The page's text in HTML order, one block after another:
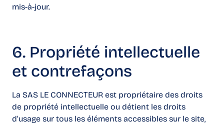
mis-à-jour.
6. Propriété intellectuelle
et contrefaçons
La SAS LE CONNECTEUR est propriétaire des droits
de propriété intellectuelle ou détient les droits
d’usage sur tous les éléments accessibles sur le site,